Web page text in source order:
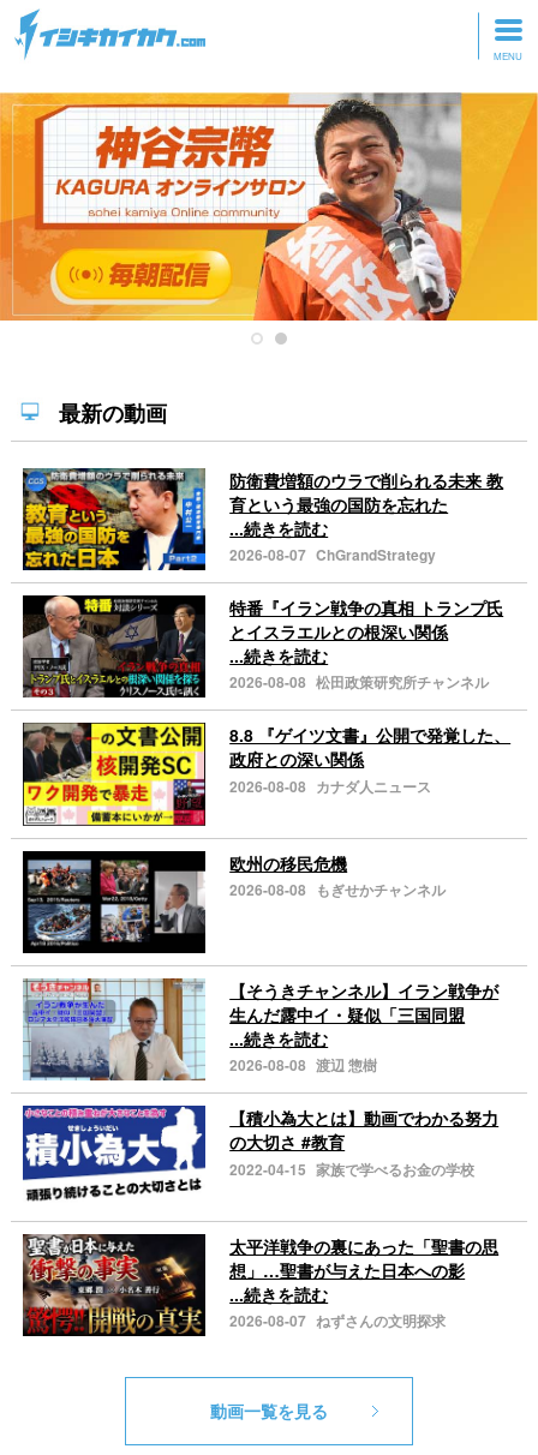
トップページ
動画を見る
記事を読む
セミナーに参加
研修・ツアーに参加
最新の動画
防衛費増額のウラで削られる未来 教
育という最強の国防を忘れた
...続きを読む
2026-08-07 ChGrandStrategy
特番『イラン戦争の真相 トランプ氏
とイスラエルとの根深い関係
...続きを読む
2026-08-08 松田政策研究所チャンネル
8.8 『ゲイツ文書』公開で発覚した、
政府との深い関係
2026-08-08 カナダ人ニュース
欧州の移民危機
2026-08-08 もぎせかチャンネル
【そうきチャンネル】イラン戦争が
生んだ露中イ・疑似「三国同盟
...続きを読む
2026-08-08 渡辺 惣樹
【積小為大とは】動画でわかる努力
の大切さ #教育
2022-04-15 家族で学べるお金の学校
太平洋戦争の裏にあった「聖書の思
想」…聖書が与えた日本への影
...続きを読む
2026-08-07 ねずさんの文明探求
動画一覧を見る